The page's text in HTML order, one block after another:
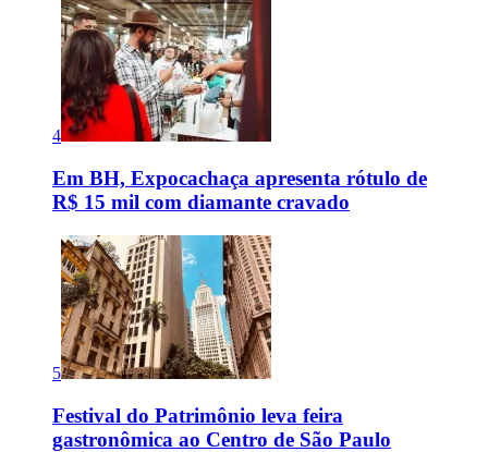
4
Em BH, Expocachaça apresenta rótulo de
R$ 15 mil com diamante cravado
5
Festival do Patrimônio leva feira
gastronômica ao Centro de São Paulo